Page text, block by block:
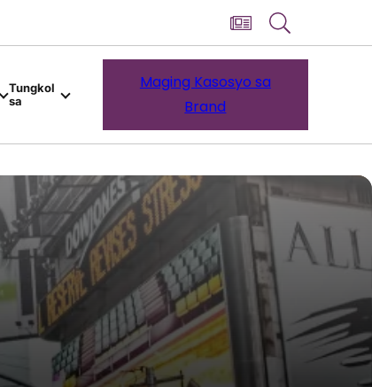
Tungkol
sa
Maging Kasosyo sa
Brand